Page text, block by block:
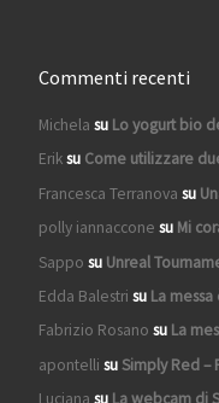
Commenti recenti
Michela su Lo yogurt bio
Eriksu Come utilizzare
Francesca Terranova su
polly iannaccone su Mi
Sappo su Unreal
Edda Balestri su La
Fabrizio Rosano su La
apontelli suSimply Red –